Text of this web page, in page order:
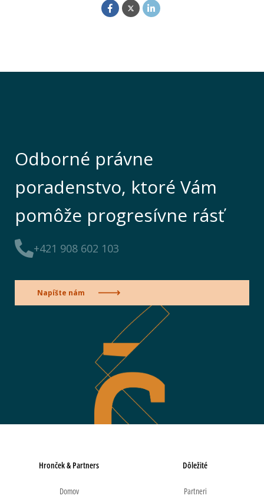
Odborné právne
poradenstvo, ktoré Vám
pomôže progresívne rásť
+421 908 602 103
Napíšte nám
Hronček & Partners
Domov
Dôležité
Partneri